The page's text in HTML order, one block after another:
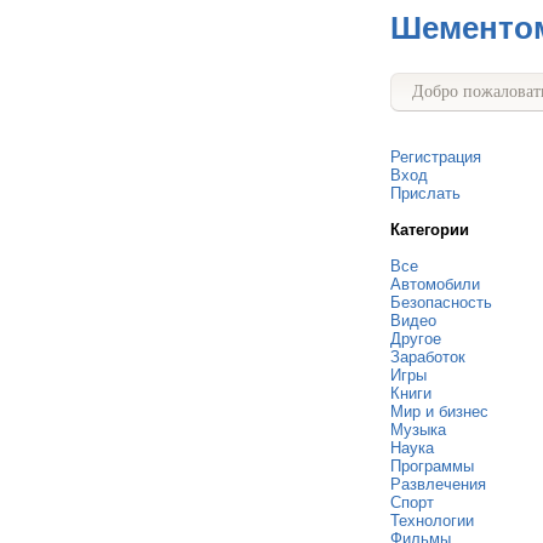
Добро
Регистрация
Вход
Прислать
Категории
Все
Автомобили
Безопасность
Видео
Другое
Заработок
Игры
Книги
Мир и бизнес
Музыка
Наука
Программы
Развлечения
Спорт
Технологии
Фильмы